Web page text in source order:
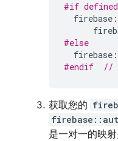
#if
firebase
#else
firebase
#endif
//
获取您的
是一对一的映射